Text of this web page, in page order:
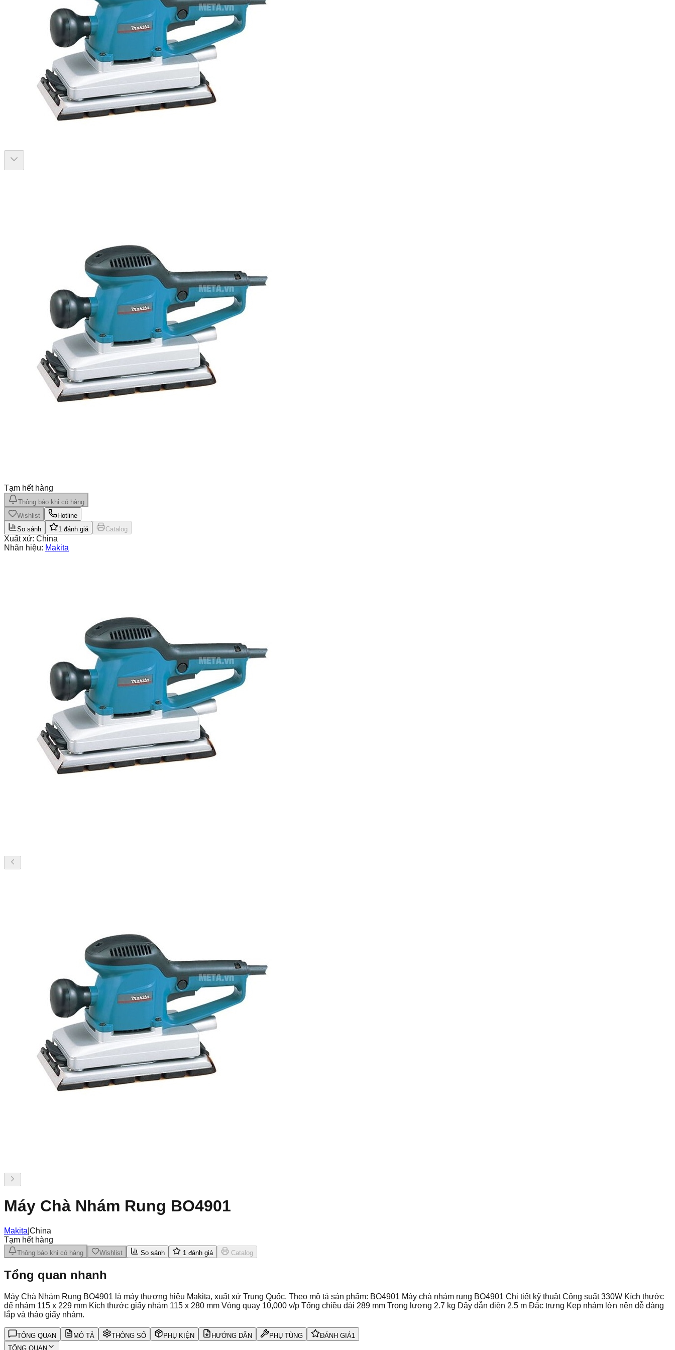
Tạm hết hàng
Thông báo khi có hàng
Wishlist
Hotline
So sánh
1 đánh giá Catalog
Xuất xứ: China
Nhãn hiệu: Makita
Máy Chà Nhám Rung BO4901
Makita China
Tạm hết hàng
Thông báo khi có hàng Wishlist So sánh 1 đánh giá Catalog
Tổng quan nhanh
Máy Chà Nhám Rung BO4901 là máy thương hiệu Makita, xuất xứ Trung Quốc. Theo mô tả sản phẩm: BO4901 Máy chà nhám rung BO4901 Chi tiết kỹ thuật Công suất 330W Kích thước
đế nhám 115 x 229 mm Kích thước giấy nhám 115 x 280 mm Vòng quay 10,000 v/p Tổng chiều dài 289 mm Trọng lượng 2.7 kg Dây dẫn điện 2.5 m Đặc trưng Kẹp nhám lớn nên dễ dàng
lắp và tháo giấy nhám.
TỔNG QUAN MÔ TẢ THÔNG SỐ PHỤ KIỆN HƯỚNG DẪN PHỤ TÙNG ĐÁNH GIÁ1
TỔNG QUAN